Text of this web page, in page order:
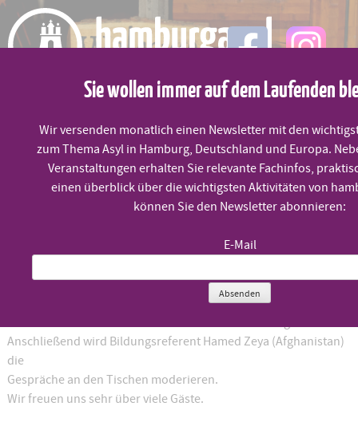
Skip
content
MENÜ
Frauen in Afghanistan
Anlässlich des Internationalen Frauentages haben wiram 14.
einen ganz besonderen Gast:
Anschließend wird Bildungsreferent Hamed Zeya (Afghanistan)
die
Gespräche an den Tischen moderieren.
Wir freuen uns sehr über viele Gäste.
Sie wollen immer auf dem Laufenden
Wir versenden monatlich einen Newsletter mit den
zum Thema Asyl in Hamburg, Deutschland und Europa.
Veranstaltungen erhalten Sie relevante Fachinfos,
einen überblick über die wichtigsten Aktivitäten von
können Sie den Newsletter abonnieren:
E-Mail
Absenden